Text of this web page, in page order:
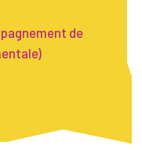
de